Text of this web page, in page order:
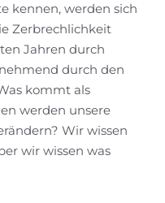
kennen, werden sich
Zerbrechlichkeit
Jahren durch
durch den
kommt als
werden unsere
Wir wissen
wir wissen was